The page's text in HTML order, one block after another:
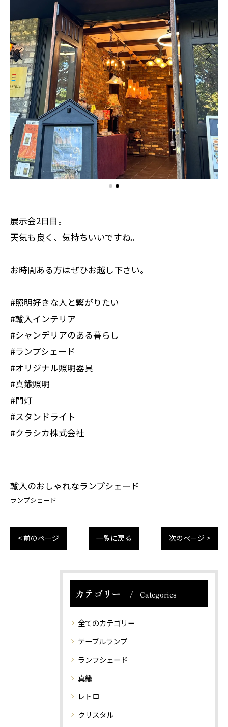
展示会2日目。
天気も良く、気持ちいいですね。
お時間ある方はぜひお越し下さい。
#照明好きな人と繋がりたい
#輸入インテリア
#シャンデリアのある暮らし
#ランプシェード
#オリジナル照明器具
#真鍮照明
#門灯
#スタンドライト
#クラシカ株式会社
輸入のおしゃれなランプシェード
ランプシェード
< 前のページ 一覧に戻る 次のページ >
カテゴリー Categories
全てのカテゴリー
テーブルランプ
ランプシェード
真鍮
レトロ
クリスタル